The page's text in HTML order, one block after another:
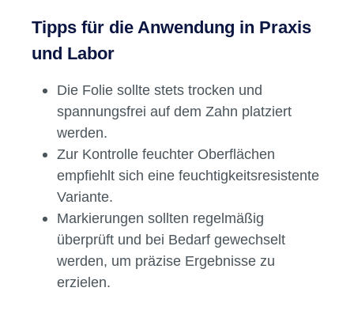
Tipps für die Anwendung in Praxis
und Labor
Die Folie sollte stets trocken und
spannungsfrei auf dem Zahn platziert
werden.
Zur Kontrolle feuchter Oberflächen
empfiehlt sich eine feuchtigkeitsresistente
Variante.
Markierungen sollten regelmäßig
überprüft und bei Bedarf gewechselt
werden, um präzise Ergebnisse zu
erzielen.